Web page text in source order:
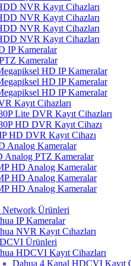
NVR Kayıt Cihazları
NVR Kayıt Cihazları
NVR Kayıt Cihazları
NVR Kayıt Cihazları
IP Kameralar
Kameralar
HD IP Kameralar
HD IP Kameralar
HD IP Kameralar
Kayıt Cihazları
Lite DVR Kayıt Cihazları
HD DVR Kayıt Cihazı
HD DVR Kayıt Cihazı
Analog Kameralar
Analog PTZ Kameralar
HD Analog Kameralar
HD Analog Kameralar
HD Analog Kameralar
Ürünleri
IP Kameralar
NVR Kayıt Cıhazları
Ürünleri
HDCVI Kayıt Cihazları
Dahua 4 Kanal HDCVI Kayıt